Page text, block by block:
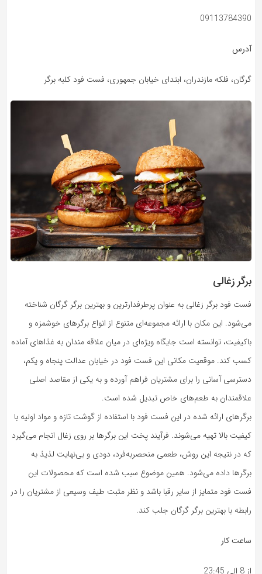
09113784390
آدرس
گرگان، فلکه مازندران، ابتدای خیابان جمهوری، فست فود کلبه برگر
برگر زغالی
فست فود برگر زغالی به عنوان پرطرفدارترین و بهترین برگر گرگان شناخته
می‌شود. این مکان با ارائه مجموعه‌ای متنوع از انواع برگرهای خوشمزه و
باکیفیت، توانسته است جایگاه ویژه‌ای در میان علاقه مندان به غذاهای آماده
کسب کند. موقعیت مکانی این فست فود در خیابان عدالت پنجاه و یکم،
دسترسی آسانی را برای مشتریان فراهم آورده و به یکی از مقاصد اصلی
علاقمندان به طعم‌های خاص تبدیل شده است.
برگرهای ارائه شده در این فست فود با استفاده از گوشت تازه و مواد اولیه با
کیفیت بالا تهیه می‌شوند. فرآیند پخت این برگرها بر روی زغال انجام می‌گیرد
که در نتیجه این روش، طعمی منحصر‌به‌فرد، دودی و بی‌نهایت لذیذ به
برگرها داده می‌شود. همین موضوع سبب شده است که محصولات این
فست فود متمایز از سایر رقبا باشد و نظر مثبت طیف وسیعی از مشتریان را در
رابطه با بهترین برگر گرگان جلب کند.
ساعت کار
از 8 الی 23:45